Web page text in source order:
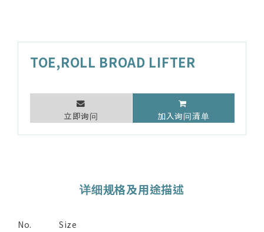
TOE,ROLL BROAD LIFTER
立即询问 加入询问清单
详细规格及用途描述
No.
Size